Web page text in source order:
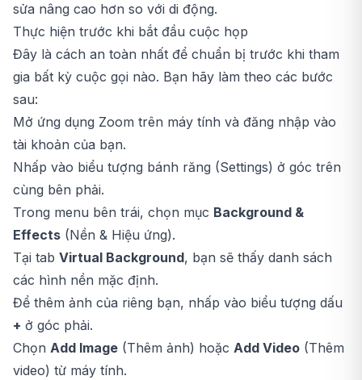
sửa nâng cao hơn so với di động.
Thực hiện trước khi bắt đầu cuộc họp
Đây là cách an toàn nhất để chuẩn bị trước khi tham
gia bất kỳ cuộc gọi nào. Bạn hãy làm theo các bước
sau:
Mở ứng dụng Zoom trên máy tính và đăng nhập vào
tài khoản của bạn.
Nhấp vào biểu tượng bánh răng (Settings) ở góc trên
cùng bên phải.
Trong menu bên trái, chọn mục Background &
Effects (Nền & Hiệu ứng).
Tại tab Virtual Background, bạn sẽ thấy danh sách
các hình nền mặc định.
Để thêm ảnh của riêng bạn, nhấp vào biểu tượng dấu
+ ở góc phải.
Chọn Add Image (Thêm ảnh) hoặc Add Video (Thêm
video) từ máy tính.